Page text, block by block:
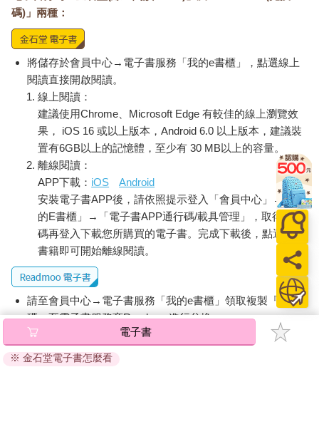
河流可以「幫助我們理解很多事」。對人類中心論與大加速感興
趣的人，河流是醒目的例證，顯示人類試圖控制與馴化自然過程
將造成什麼結果。事實上，我們至今仍無法完全理解自然的複雜
與多變。十九世紀中葉，喬治‧伯金斯‧馬許（George Perkins
Marsh）在他的作品《人與自然》（Man and Nature）中提出了
非常有先見之明地提出河流是人類影響自然系統的第一個例證。4
各地的氾濫平原是人類早期文明的生產中心。管理氾濫平原、提
升灌溉水利、控制洪水與運送貨物（特別是木材），成為治理國
家的首要之務。因此，當人類最初努力馴服這個野蠻的自然世界
時，他們的焦點就是河流。從羅馬的輸水道，到漢朝的水利專
家，再到十七世紀晚期歐洲的運河泡沫，為了政治與經濟利益，
人類投入龐大的資源管理河流。因此，如果我們想要了解人類干
預複雜自然系統使其符合人類與國家目的的歷史，那麼河流管理
的故事，將是用來衡量人類中心論的理想指標。
碼)」兩種：
將儲存於會員中心→電子書服務「我的e書櫃」，點選線上
閱讀直接開啟閱讀。
線上閱讀：
建議使用Chrome、Microsoft Edge 有較佳的線上瀏覽效
果， iOS 16 或以上版本，Android 6.0 以上版本，建議裝
置有6GB以上的記憶體，至少有 30 MB以上的容量。
離線閱讀：
APP下載： iOS
Android
安裝電子書APP後，請依照提示登入「會員中心」→「我
的E書櫃」→「電子書APP通行碼/載具管理」，取得通行
碼再登入下載您所購買的電子書。完成下載後，點選任一
書籍即可開始離線閱讀。
請至會員中心→電子書服務「我的e書櫃」領取複製『兌換
碼』至電子書服務商Readmoo進行兌換。
退換貨須知：
因版權保護，您在金石堂所購買的電子書僅能以金石堂專屬
電子書
※ 金石堂電子書怎麼看